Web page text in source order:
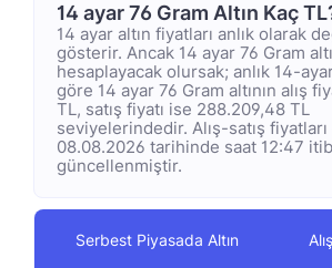
14 ayar 76 Gram Altın Kaç
14 ayar altın fiyatları anlık olarak
gösterir. Ancak 14 ayar 76 Gram
hesaplayacak olursak; anlık 14-
göre 14 ayar 76 Gram altının alış
TL, satış fiyatı ise 288.209,48 TL
seviyelerindedir. Alış-satış
08.08.2026 tarihinde saat 12:47
güncellenmiştir.
Serbest Piyasada Altın Alış